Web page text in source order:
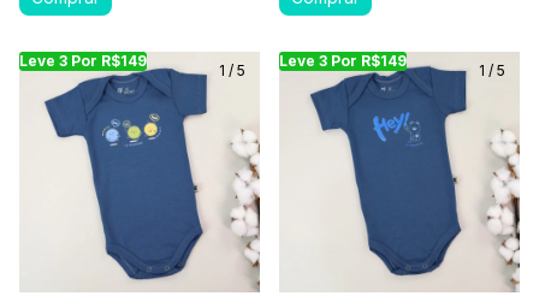
Leve 3 Por R$149
Leve 3 Por R$149 Leve 3 Por R$149 Leve
1 / 5
Leve 3 Por R$149
Leve 3 Por R$149
1 / 5